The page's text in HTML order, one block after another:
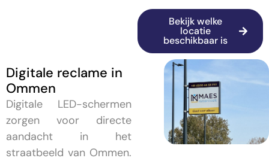
Bekijk welke
locatie
beschikbaar is
Digitale reclame in
Ommen
Digitale LED-schermen
zorgen voor directe
aandacht in het
straatbeeld van Ommen.